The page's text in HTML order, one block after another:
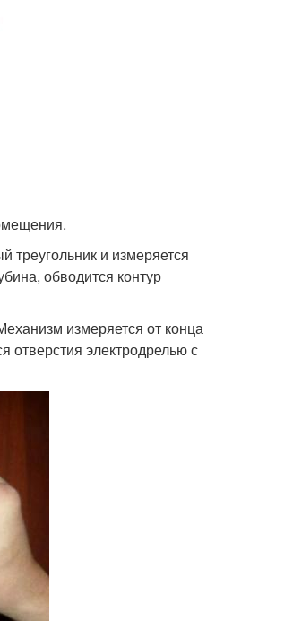
треугольник и измеряется
обводится контур
измеряется от конца
отверстия электродрелью с